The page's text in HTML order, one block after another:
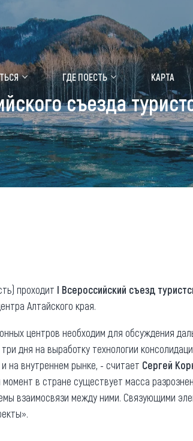
Медицинский форум
Чем заняться
Календарь событий
Аудиогид
Мой маршрут
О регионе
Как добраться
Люди, прославившие
Карты и буклеты
ГДЕ ПОЕСТЬ КАРТА
съезда
проходит I Всероссийский съезд
Алтайского края.
центров необходим для обсуждения
дня на выработку технологии
на внутреннем рынке, - считает Сергей
в стране существует масса
взаимосвязи между ними. Связующими